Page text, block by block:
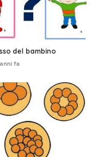
del bambino
fa